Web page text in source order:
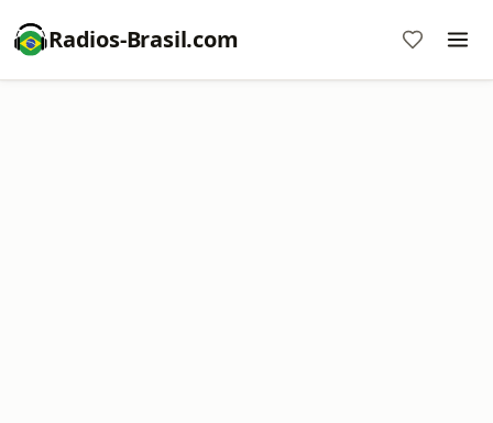
Radios-Brasil.com